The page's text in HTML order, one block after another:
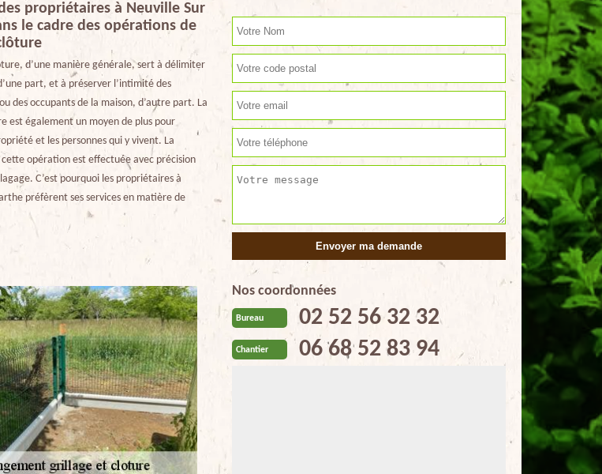
propriétaires à Neuville Sur
le cadre des opérations de
d’une manière générale, sert à délimiter
part, et à préserver l’intimité des
des occupants de la maison, d’autre part. La
est également un moyen de plus pour
et les personnes qui y vivent. La
opération est effectuée avec précision
C’est pourquoi les propriétaires à
préfèrent ses services en matière de
Nos coordonnées
Bureau 02 52 56 32 32
Chantier 06 68 52 83 94